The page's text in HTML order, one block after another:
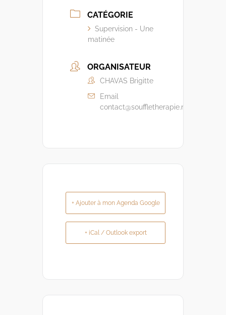
CATÉGORIE
Supervision - Une
matinée
ORGANISATEUR
CHAVAS Brigitte
Email
contact@souffletherapie.net
+ Ajouter à mon Agenda Google
+ iCal / Outlook export